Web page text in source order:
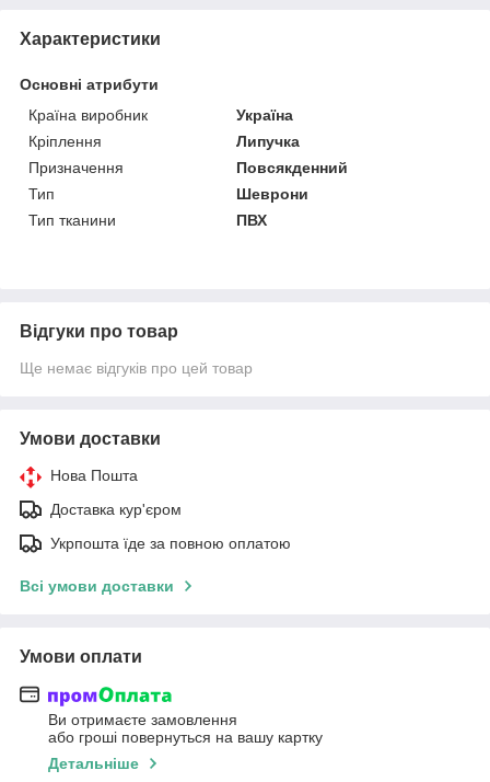
Характеристики
Основні атрибути
Країна виробник
Україна
Кріплення
Липучка
Призначення
Повсякденний
Тип
Шеврони
Тип тканини
ПВХ
Відгуки про товар
Ще немає відгуків про цей товар
Умови доставки
Нова Пошта
Доставка кур'єром
Укрпошта їде за повною оплатою
Всі умови доставки
Умови оплати
Ви отримаєте замовлення
або гроші повернуться на вашу картку
Детальніше